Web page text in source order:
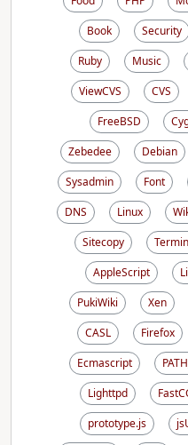
Book
Security
Ruby
Music
ViewCVS
CVS
FreeBSD
Zebedee
Debian
Sysadmin
Font
DNS
Linux
Sitecopy
AppleScript
PukiWiki
Xen
CASL
Firefox
Ecmascript
Lighttpd
prototype.js